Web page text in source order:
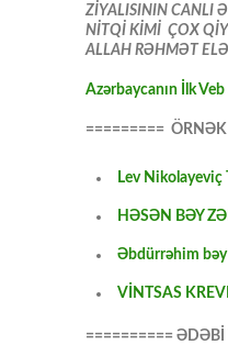
ZİYALISININ CANLI
NİTQİ KİMİ ÇOX
ALLAH RƏHMƏT
Azərbaycanın İlk Veb
=========
Lev Nikolayeviç
HƏSƏN BƏY
Əbdürrəhim
VİNTSAS
==========